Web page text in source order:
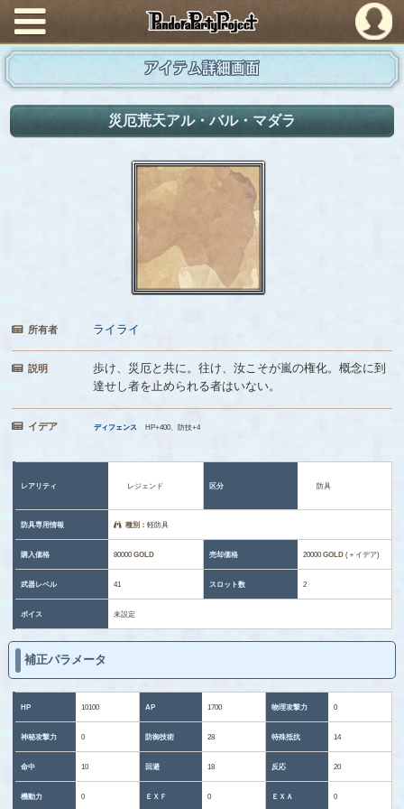
PandoraPartyProject
アイテム詳細画面
災厄荒天アル・バル・マダラ
所有者 ライライ
説明
歩け、災厄と共に。往け、汝こそが嵐の権化。概念に到
達せし者を止められる者はいない。
イデア ディフェンス HP+400、防技+4
レアリティ レジェンド 区分 防具
防具専用情報 種別：軽防具
購入価格 80000GOLD 売却価格 20000GOLD (＋イデア)
武器レベル 41 スロット数 2
ボイス 未設定
補正パラメータ
HP 10100 AP 1700 物理攻撃力 0
神秘攻撃力 0 防御技術 28 特殊抵抗 14
命中 10 回避 18 反応 20
機動力 0 ＥＸＦ 0 ＥＸＡ 0